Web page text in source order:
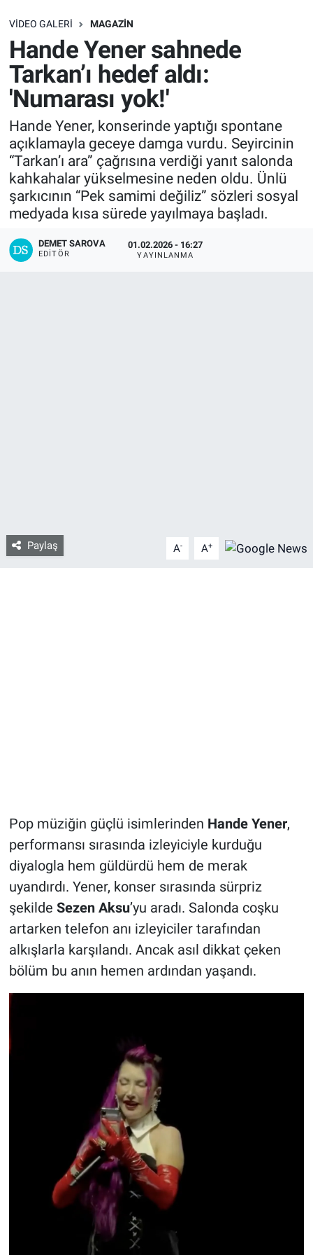
VIDEO GALERI MAGAZIN
Hande Yener sahnede
Tarkan’ı hedef aldı:
'Numarası yok!'
Hande Yener, konserinde yaptığı spontane
açıklamayla geceye damga vurdu. Seyircinin
“Tarkan’ı ara” çağrısına verdiği yanıt salonda
kahkahalar yükselmesine neden oldu. Ünlü
şarkıcının “Pek samimi değiliz” sözleri sosyal
medyada kısa sürede yayılmaya başladı.
DEMET SAROVA
EDITÖR
01.02.2026 - 16:27
YAYINLANMA
Paylaş A- A+
Pop müziğin güçlü isimlerinden Hande Yener,
performansı sırasında izleyiciyle kurduğu
diyalogla hem güldürdü hem de merak
uyandırdı. Yener, konser sırasında sürpriz
şekilde Sezen Aksu’yu aradı. Salonda coşku
artarken telefon anı izleyiciler tarafından
alkışlarla karşılandı. Ancak asıl dikkat çeken
bölüm bu anın hemen ardından yaşandı.
SAĞLIK
EKONOMİ
EĞİTİM
ÖZEL HABER
Keşfet
ASTROLOJİ
MANŞET